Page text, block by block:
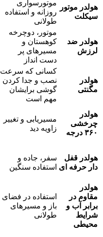
هولدر موتور
سیکلت
موتورسواری
روزانه و استفاده
طولانی
هولدر ضد
لرزش
موتور، دوچرخه
کوهستان و
مسیرهای پر
دست انداز
هولدر
مگنتی
کسانی که سرعت
نصب و جدا کردن
گوشی برایشان
مهم است
هولدر
چرخشی
۳۶۰ درجه
مسیریابی و تغییر
زاویه دید
هولدر قفل
دار حرفه ای
سفر، جاده و
استفاده سنگین
هولدر
مقاوم در
برابر آب و
شرایط
محیطی
استفاده در فضای
باز و مسیرهای
طولانی